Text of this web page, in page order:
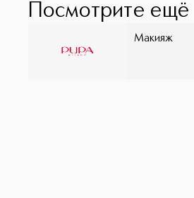
Посмотрите ещё
Макияж